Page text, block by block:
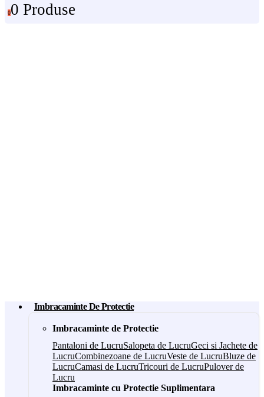
00 Produse
Imbracaminte De Protectie
Imbracaminte de Protectie
Pantaloni de LucruSalopeta de LucruGeci si Jachete de
LucruCombinezoane de LucruVeste de LucruBluze de
LucruCamasi de LucruTricouri de LucruPulover de
Lucru
Imbracaminte cu Protectie Suplimentara